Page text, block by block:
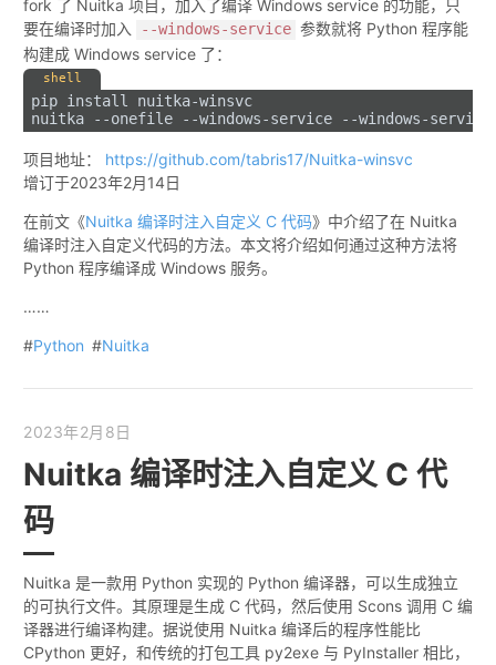
fork 了 Nuitka 项目，加入了编译 Windows service 的功能，只
要在编译时加入
--windows-service 参数就将 Python 程序能
构建成 Windows service 了：
shell
pip install nuitka-winsvc
nuitka --onefile --windows-service --windows-service-
项目地址： https://github.com/tabris17/Nuitka-winsvc
增订于2023年2月14日
在前文《Nuitka 编译时注入自定义 C 代码》中介绍了在 Nuitka
编译时注入自定义代码的方法。本文将介绍如何通过这种方法将
Python 程序编译成 Windows 服务。
……
#Python #Nuitka
2023年2月8日
Nuitka 编译时注入自定义 C 代
码
Nuitka 是一款用 Python 实现的 Python 编译器，可以生成独立
的可执行文件。其原理是生成 C 代码，然后使用 Scons 调用 C 编
译器进行编译构建。据说使用 Nuitka 编译后的程序性能比
CPython 更好，和传统的打包工具 py2exe 与 PyInstaller 相比，